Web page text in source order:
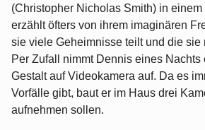
(Christopher Nicholas Smith) in
erzählt öfters von ihrem imaginären
sie viele Geheimnisse teilt und die sie
Per Zufall nimmt Dennis eines
Gestalt auf Videokamera auf. Da es
Vorfälle gibt, baut er im Haus drei
aufnehmen sollen.